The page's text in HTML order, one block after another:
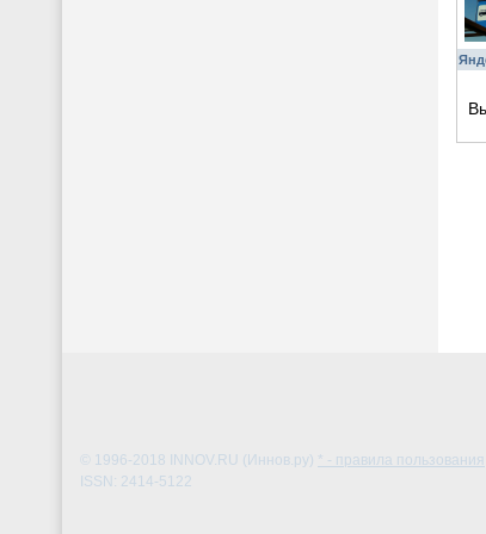
© 1996-2018 INNOV.RU (Иннов.ру) * - правила пользования
ISSN: 2414-5122